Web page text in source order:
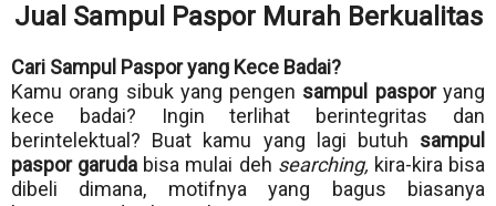
Jual Sampul Paspor Murah Berkualitas
Cari Sampul Paspor yang Kece Badai?
Kamu orang sibuk yang pengen sampul pasporyang
kece badai? Ingin terlihat berintegritas dan
berintelektual? Buat kamu yang lagi butuh sampul
paspor garuda bisa mulai deh searching, kira-kira bisa
dibeli dimana, motifnya yang bagus biasanya